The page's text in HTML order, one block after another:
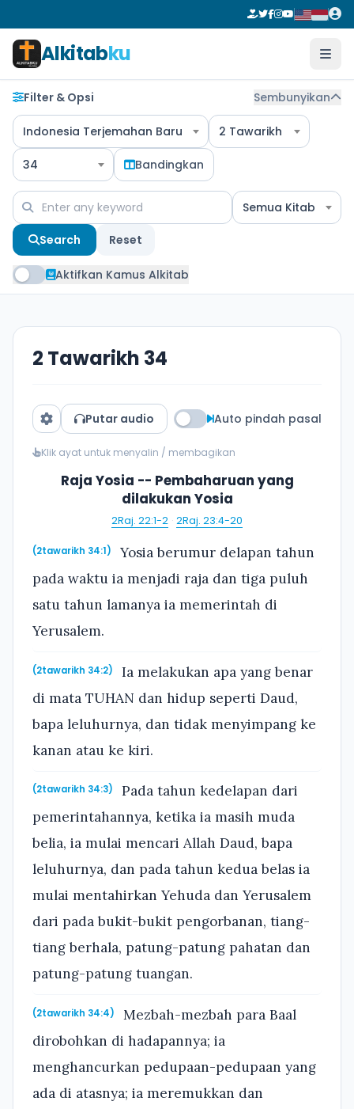
Alkitabku
Filter & Opsi Sembunyikan
Indonesia Terjemahan Baru 2 Tawarikh
34 Bandingkan
Semua Kitab
Search Reset
Aktifkan Kamus Alkitab
2 Tawarikh 34
Putar audio Auto pindah pasal
Klik ayat untuk menyalin / membagikan
Raja Yosia -- Pembaharuan yang
dilakukan Yosia
2Raj. 22:1-2 · 2Raj. 23:4-20
(2tawarikh 34:1)
Yosia berumur delapan tahun
pada waktu ia menjadi raja dan tiga puluh
satu tahun lamanya ia memerintah di
Yerusalem.
(2tawarikh 34:2)
Ia melakukan apa yang benar
di mata TUHAN dan hidup seperti Daud,
bapa leluhurnya, dan tidak menyimpang ke
kanan atau ke kiri.
(2tawarikh 34:3)
Pada tahun kedelapan dari
pemerintahannya, ketika ia masih muda
belia, ia mulai mencari Allah Daud, bapa
leluhurnya, dan pada tahun kedua belas ia
mulai mentahirkan Yehuda dan Yerusalem
dari pada bukit-bukit pengorbanan, tiang-
tiang berhala, patung-patung pahatan dan
patung-patung tuangan.
(2tawarikh 34:4)
Mezbah-mezbah para Baal
dirobohkan di hadapannya; ia
menghancurkan pedupaan-pedupaan yang
ada di atasnya; ia meremukkan dan